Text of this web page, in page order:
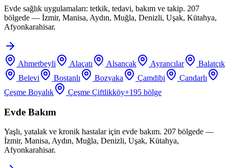
Evde sağlık uygulamaları: tetkik, tedavi, bakım ve takip. 207
bölgede — İzmir, Manisa, Aydın, Muğla, Denizli, Uşak, Kütahya,
Afyonkarahisar.
Ahmetbeyli Alaçatı Alsancak Ayrancılar
Balatçık
Belevi
Bostanlı Bozyaka Çamdibi
Çandarlı
Çeşme Boyalık
Çeşme Çiftlikköy+195 bölge
Evde Bakım
Yaşlı, yatalak ve kronik hastalar için evde bakım. 207 bölgede —
İzmir, Manisa, Aydın, Muğla, Denizli, Uşak, Kütahya,
Afyonkarahisar.